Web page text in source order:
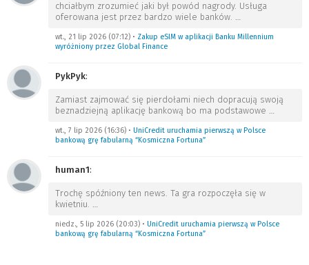
chciałbym zrozumieć jaki był powód nagrody. Usługa
oferowana jest przez bardzo wiele banków. …
wt., 21 lip 2026 (07:12) • Zakup eSIM w aplikacji Banku Millennium
wyróżniony przez Global Finance
PykPyk:
Zamiast zajmować się pierdołami niech dopracują swoją
beznadziejną aplikację bankową bo ma podstawowe …
wt., 7 lip 2026 (16:36) • UniCredit uruchamia pierwszą w Polsce
bankową grę fabularną “Kosmiczna Fortuna”
human1:
Trochę spóźniony ten news. Ta gra rozpoczęła się w
kwietniu. …
niedz., 5 lip 2026 (20:03) • UniCredit uruchamia pierwszą w Polsce
bankową grę fabularną “Kosmiczna Fortuna”